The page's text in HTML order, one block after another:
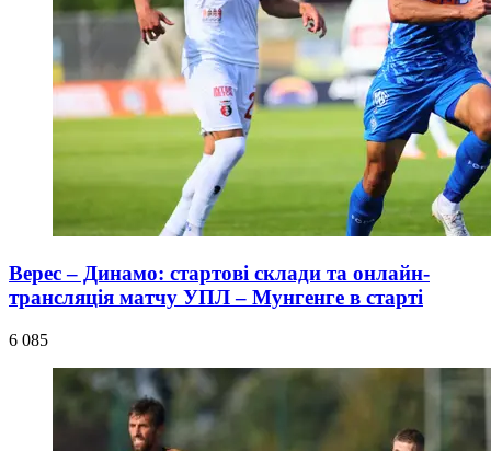
Верес – Динамо: стартові склади та онлайн-
трансляція матчу УПЛ – Мунгенге в старті
6 085